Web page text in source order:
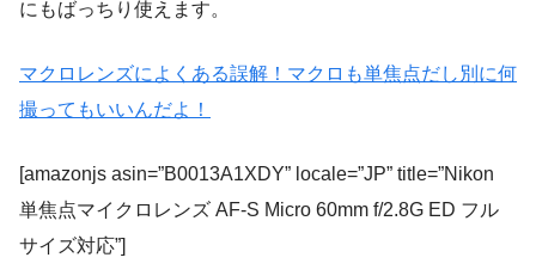
にもばっちり使えます。
マクロレンズによくある誤解！マクロも単焦点だし別に何
撮ってもいいんだよ！
[amazonjs asin=”B0013A1XDY” locale=”JP” title=”Nikon
単焦点マイクロレンズ AF-S Micro 60mm f/2.8G ED フル
サイズ対応”]